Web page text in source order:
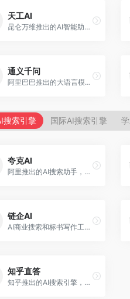
天工AI
昆仑万维推出的AI智能助手，集成搜索、对话、创作等多种能力。面向普通用户和内容创作者，支持联网搜索、文本生成、图像理解等功能，响应速度快，免费使用。
通义千问
阿里巴巴推出的大语言模型平台，提供对话问答、文档处理、图像理解、代码编写等全方位AI服务。面向企业用户和个人开发者，集成阿里云生态，支持多模态交互，企业级安全保障。
搜索引擎 国际AI搜索引擎
夸克AI
阿里推出的AI搜索助手，整合搜索与AI功能。面向年轻用户，提供智能搜索、文档处理、学习辅助等服务，与夸克生态深度整合。
链企AI
AI商业搜索和标书写作工具，专注于企业服务场景。面向企业用户，提供商业信息搜索、标书生成、企业分析等服务，商业信息专业。
知乎直答
知乎推出的AI搜索引擎，专注于知识问答场景。面向知识获取者，提供知乎内容搜索、智能问答、知识整理等服务，专业知识丰富。